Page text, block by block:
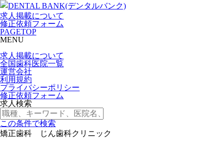
求人掲載について
修正依頼フォーム
PAGETOP
MENU
求人掲載について
全国歯科医院一覧
運営会社
利用規約
プライバシーポリシー
修正依頼フォーム
求人検索
この条件で検索
矯正歯科 じん歯科クリニック